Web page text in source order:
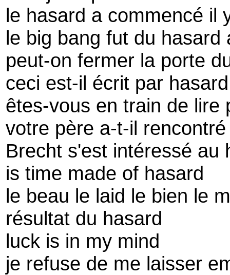
le hasard a commencé il
le big bang fut du hasard
peut-on fermer la porte
ceci est-il écrit par
êtes-vous en train de lire
votre père a-t-il
Brecht s'est intéressé au
is time made of hasard
le beau le laid le bien le
résultat du hasard
luck is in my mind
je refuse de me laisser